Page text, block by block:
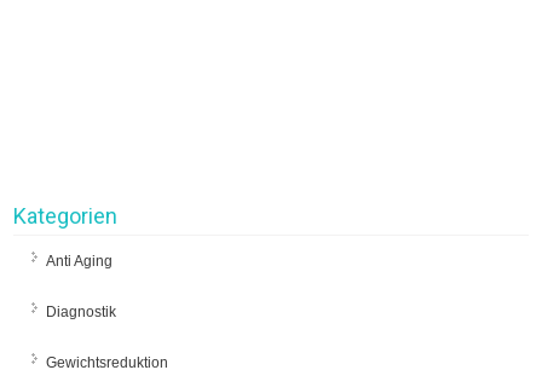
Kategorien
Anti Aging
Diagnostik
Gewichtsreduktion